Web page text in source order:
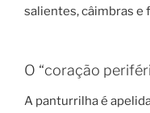
salientes, câimbras e
O “coração
A panturrilha é